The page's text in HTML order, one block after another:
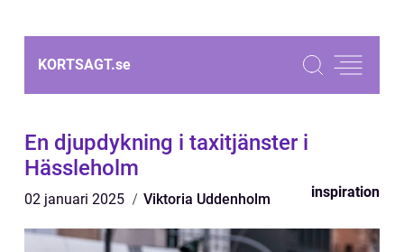
KORTSAGT.se
En djupdykning i taxitjänster i
Hässleholm
02 januari 2025 Viktoria Uddenholm inspiration